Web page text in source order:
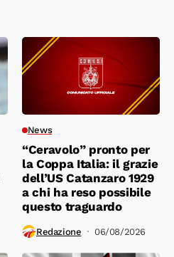
News
“Ceravolo” pronto per
la Coppa Italia: il grazie
dell’US Catanzaro 1929
a chi ha reso possibile
questo traguardo
Redazione 06/08/2026